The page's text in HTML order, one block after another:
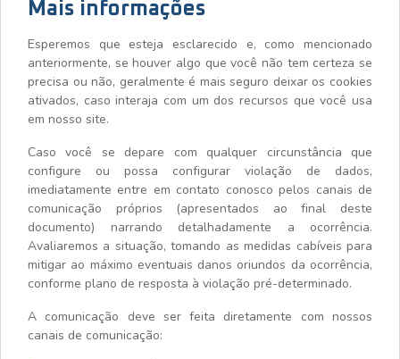
Mais informações
Esperemos que esteja esclarecido e, como mencionado
anteriormente, se houver algo que você não tem certeza se
precisa ou não, geralmente é mais seguro deixar os cookies
ativados, caso interaja com um dos recursos que você usa
em nosso site.
Caso você se depare com qualquer circunstância que
configure ou possa configurar violação de dados,
imediatamente entre em contato conosco pelos canais de
comunicação próprios (apresentados ao final deste
documento) narrando detalhadamente a ocorrência.
Avaliaremos a situação, tomando as medidas cabíveis para
mitigar ao máximo eventuais danos oriundos da ocorrência,
conforme plano de resposta à violação pré-determinado.
A comunicação deve ser feita diretamente com nossos
canais de comunicação: